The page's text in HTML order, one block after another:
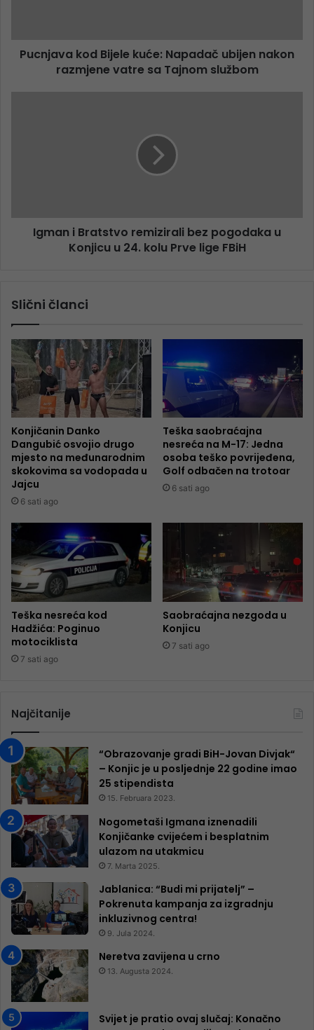
Pucnjava kod Bijele kuće: Napadač ubijen nakon
razmjene vatre sa Tajnom službom
Igman i Bratstvo remizirali bez pogodaka u
Konjicu u 24. kolu Prve lige FBiH
Slični članci
Konjičanin Danko
Dangubić osvojio drugo
mjesto na međunarodnim
skokovima sa vodopada u
Jajcu
6 sati ago
Teška saobraćajna
nesreća na M-17: Jedna
osoba teško povrijeđena,
Golf odbačen na trotoar
6 sati ago
Teška nesreća kod
Hadžića: Poginuo
motociklista
7 sati ago
Saobraćajna nezgoda u
Konjicu
7 sati ago
Najčitanije
“Obrazovanje gradi BiH-Jovan Divjak“
– Konjic je u posljednje 22 godine imao
25 ​​stipendista
15. Februara 2023.
Nogometaši Igmana iznenadili
Konjičanke cvijećem i besplatnim
ulazom na utakmicu
7. Marta 2025.
Jablanica: “Budi mi prijatelj” –
Pokrenuta kampanja za izgradnju
inkluzivnog centra!
9. Jula 2024.
Neretva zavijena u crno
13. Augusta 2024.
Svijet je pratio ovaj slučaj: Konačno